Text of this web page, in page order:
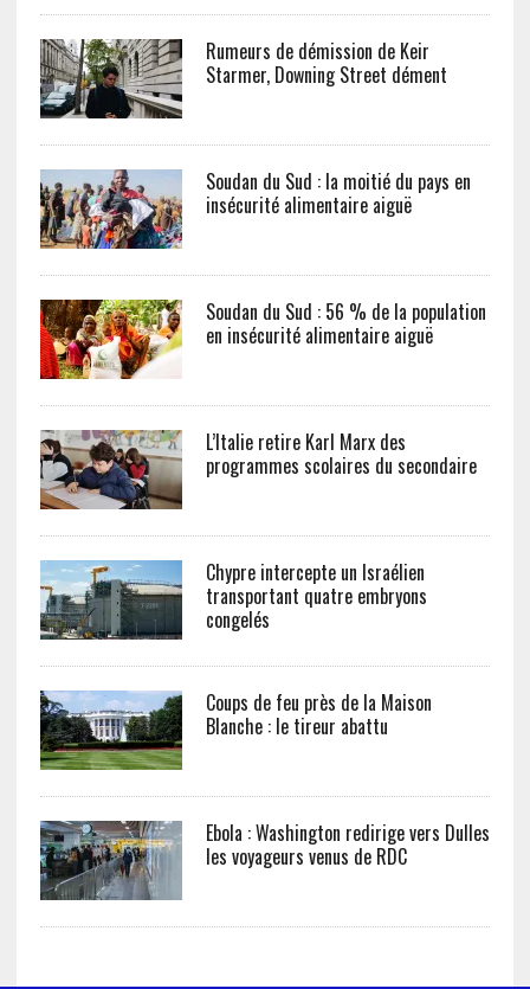
Rumeurs de démission de Keir
Starmer, Downing Street dément
Soudan du Sud : la moitié du pays en
insécurité alimentaire aiguë
Soudan du Sud : 56 % de la population
en insécurité alimentaire aiguë
L’Italie retire Karl Marx des
programmes scolaires du secondaire
Chypre intercepte un Israélien
transportant quatre embryons
congelés
Coups de feu près de la Maison
Blanche : le tireur abattu
Ebola : Washington redirige vers Dulles
les voyageurs venus de RDC